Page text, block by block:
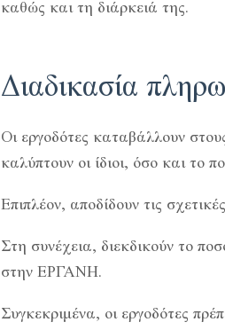
καθώς και τη διάρκειά της.
Διαδικασία
Οι εργοδότες καταβάλλουν
καλύπτουν οι ίδιοι, όσο και το
Επιπλέον, αποδίδουν τις
Στη συνέχεια, διεκδικούν το
στην ΕΡΓΑΝΗ.
Συγκεκριμένα, οι εργοδότες